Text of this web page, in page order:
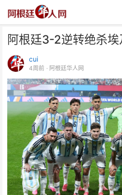
阿根廷3-2逆转绝杀
cui
4周前 · 阿根廷华人网
阿根廷3-2逆转绝杀埃及